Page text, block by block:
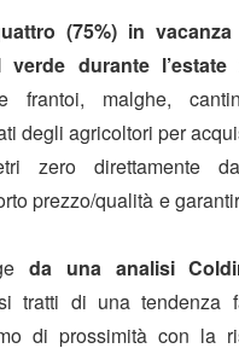
(75%) in
durante l’estate
frantoi, malghe,
degli agricoltori per
zero direttamente
prezzo/qualità e
da una analisi
tratti di una tendenza
di prossimità con la